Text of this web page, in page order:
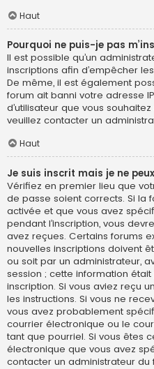
Haut
Pourquoi ne puis-je pas
Il est possible qu’un
inscriptions afin d’empêcher
De même, il est également
forum ait banni votre adresse
d’utilisateur que vous
veuillez contacter un
Haut
Je suis inscrit mais je ne
Vérifiez en premier lieu que
de passe soient corrects. Si la
activée et que vous avez
pendant l’inscription, vous
avez reçues. Certains forums
nouvelles inscriptions doivent
ou soit par un administrateur,
session ; cette information
inscription. Si vous aviez reçu
les instructions. Si vous ne
vous avez probablement
courrier électronique ou le
tant que pourriel. Si vous êtes
électronique que vous avez
contacter un administrateur du